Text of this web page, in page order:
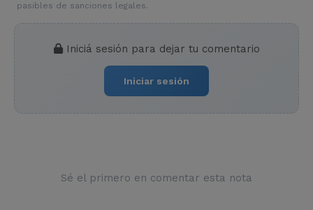
pasibles de sanciones legales.
Iniciá sesión para dejar tu comentario
Iniciar sesión
Sé el primero en comentar esta nota